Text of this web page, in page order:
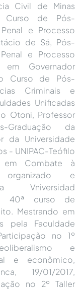
Civil de Minas
Curso de Pós-
e Processo
de Sá, Pós-
e Processo
em Governador
Curso de Pós-
Criminais e
Unificadas
Otoni, Professor
da
da Universidade
- UNIPAC-Teófilo
em Combate à
e
Vniversidad
40ª curso de
Mestrando em
pela Faculdade
no 1º
e
e econômico,
19/01/2017,
no 2º Taller